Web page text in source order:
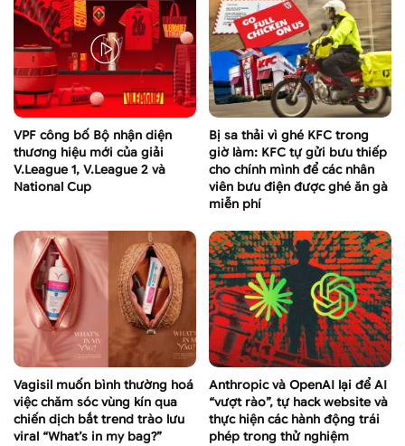
VPF công bố Bộ nhận diện
thương hiệu mới của giải
V.League 1, V.League 2 và
National Cup
Bị sa thải vì ghé KFC trong
giờ làm: KFC tự gửi bưu thiếp
cho chính mình để các nhân
viên bưu điện được ghé ăn gà
miễn phí
Vagisil muốn bình thường hoá
việc chăm sóc vùng kín qua
chiến dịch bắt trend trào lưu
viral “What’s in my bag?”
Anthropic và OpenAI lại để AI
“vượt rào”, tự hack website và
thực hiện các hành động trái
phép trong thử nghiệm